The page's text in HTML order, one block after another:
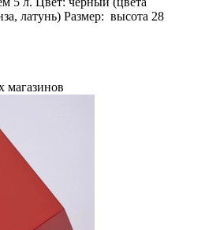
латунь) Размер: высота 28
магазинов